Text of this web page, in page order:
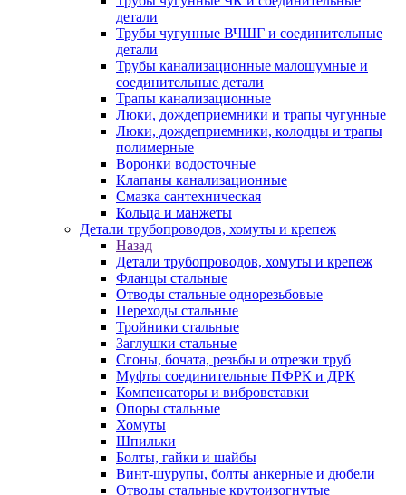
детали
Трубы чугунные ВЧШГ и соединительные
детали
Трубы канализационные малошумные и
соединительные детали
Трапы канализационные
Люки, дождеприемники и трапы чугунные
Люки, дождеприемники, колодцы и трапы
полимерные
Воронки водосточные
Клапаны канализационные
Смазка сантехническая
Кольца и манжеты
Детали трубопроводов, хомуты и крепеж
Назад
Детали трубопроводов, хомуты и крепеж
Фланцы стальные
Отводы стальные однорезьбовые
Переходы стальные
Тройники стальные
Заглушки стальные
Сгоны, бочата, резьбы и отрезки труб
Муфты соединительные ПФРК и ДРК
Компенсаторы и вибровставки
Опоры стальные
Хомуты
Шпильки
Болты, гайки и шайбы
Винт-шурупы, болты анкерные и дюбели
Отводы стальные крутоизогнутые